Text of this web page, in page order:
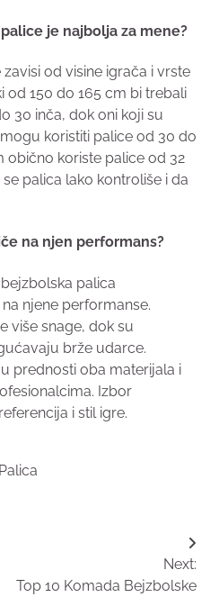
je najbolja za mene?
od visine igrača i vrste
od 150 do 165 cm bi trebali
30 inča, dok oni koji su
koristiti palice od 30 do
obično koriste palice od 32
palica lako kontroliše i da
na njen performans?
palica
njene performanse.
više snage, dok su
brže udarce.
prednosti oba materijala i
Izbor
i stil igre.
Palica
Next:
Top 10 Komada Bejzbolske